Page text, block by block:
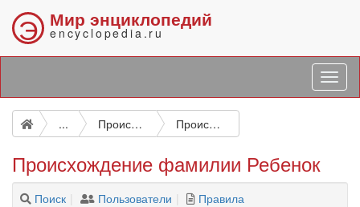
Э Мир энциклопедий
encyclopedia.ru
... Происхождение и значение фамилий Происхождение фамилии Ребенок
Происхождение фамилии Ребенок
Поиск Пользователи Правила